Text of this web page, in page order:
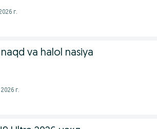
г.
va halol nasiya
г.